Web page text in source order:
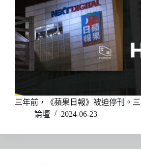
三年前，《蘋果日報》被迫停刊。
論壇
2024-06-23